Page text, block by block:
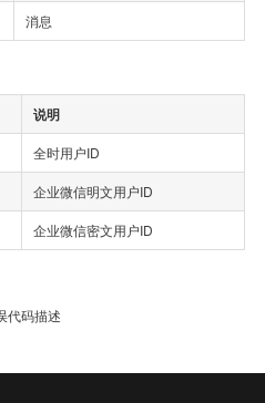
消息
说明
全时用户ID
企业微信明文用户ID
企业微信密文用户ID
代码描述